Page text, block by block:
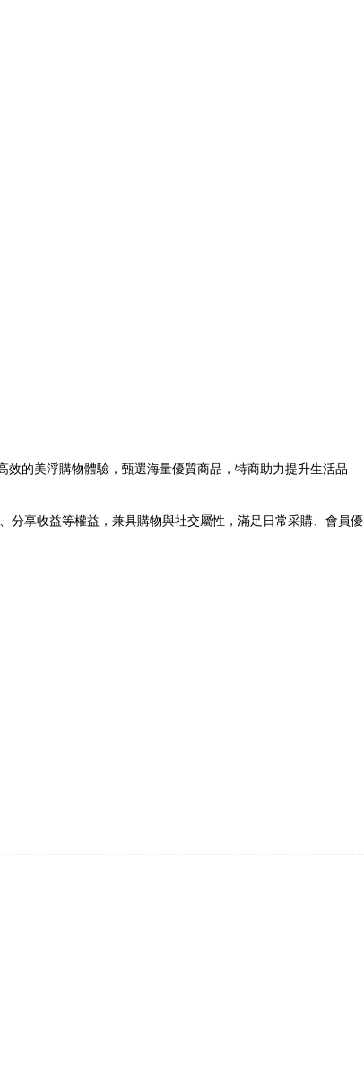
的美浮購物體驗，甄選海量優質商品，特商助力提升生活品
分享收益等權益，兼具購物與社交屬性，滿足日常采購、會員優